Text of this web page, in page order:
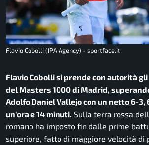
Flavio Cobolli (IPA Agency) - sportface.it
Flavio Cobolli si prende con autorità
del Masters 1000 di Madrid,
Adolfo Daniel Vallejo con un netto 6-3,
un’ora e 14 minuti. Sulla terra rossa
romano ha imposto fin dalle prime
superiore, fatto di maggiore velocità di